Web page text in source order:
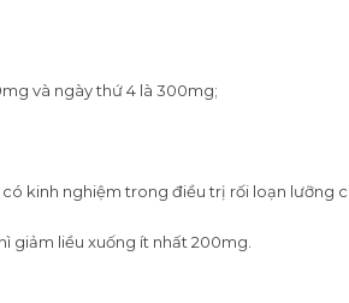
và ngày thứ 4 là 300mg;
kinh nghiệm trong điều trị rối loạn lưỡng
giảm liều xuống ít nhất 200mg.